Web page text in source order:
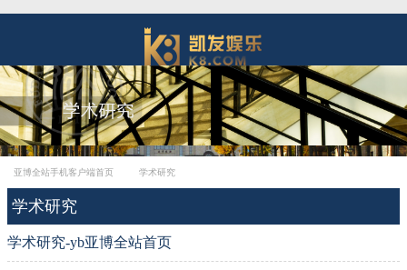
亚博全站手机客户端首页 学术研究
学术研究
学术研究-yb亚博全站首页